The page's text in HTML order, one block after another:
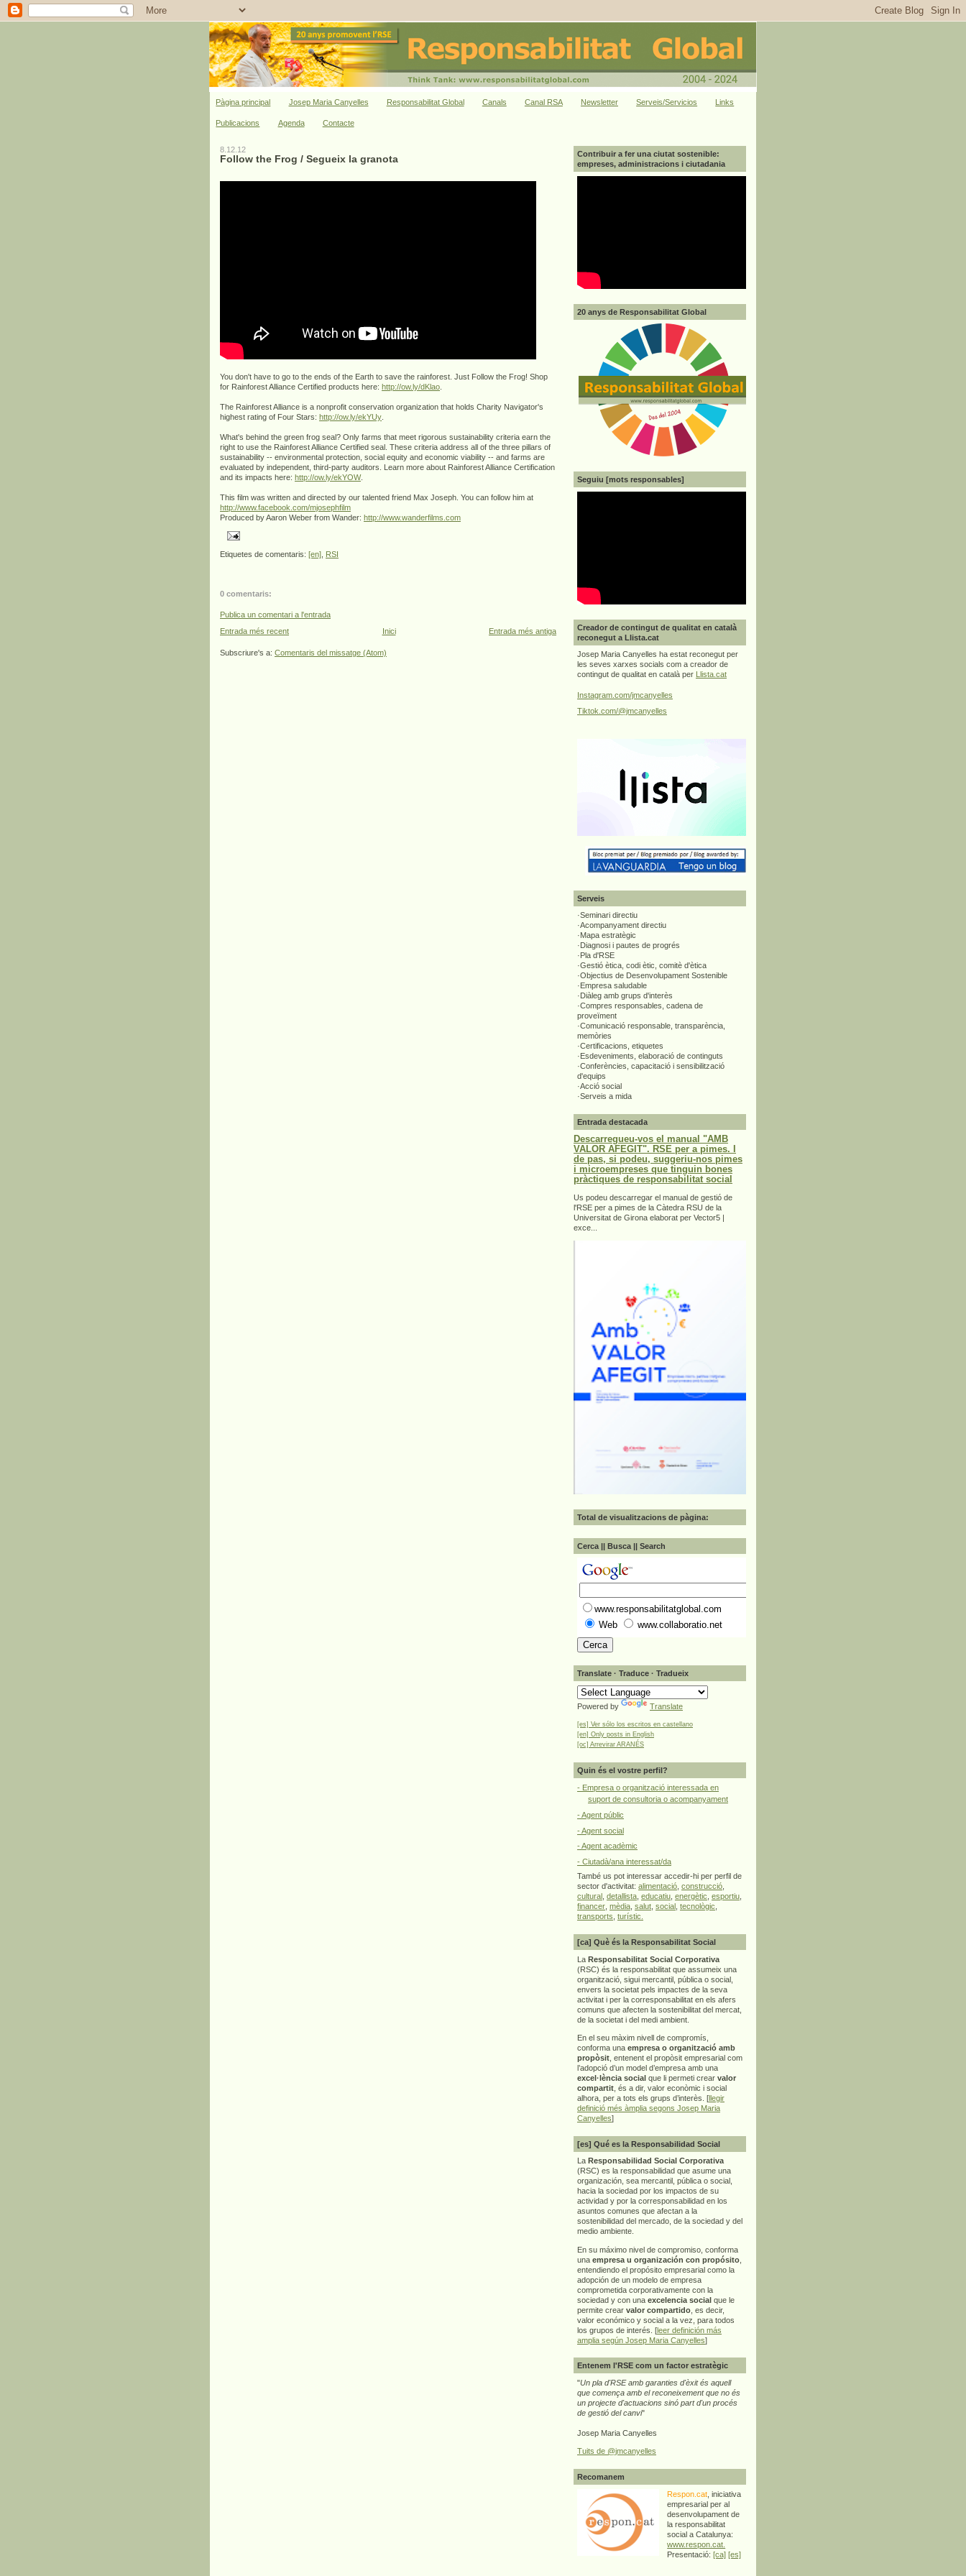
Pàgina principal Josep Maria Canyelles Responsabilitat Global Canals Canal RSA Newsletter Serveis/Servicios Links
Publicacions Agenda Contacte
8.12.12
Follow the Frog / Segueix la granota
You don't have to go to the ends of the Earth to save the rainforest. Just Follow the Frog! Shop
for Rainforest Alliance Certified products here: http://ow.ly/dKlao
The Rainforest Alliance is a nonprofit conservation organization that holds Charity Navigator's
highest rating of Four Stars: http://ow.ly/ekYUy
What's behind the green frog seal? Only farms that meet rigorous sustainability criteria earn the
right to use the Rainforest Alliance Certified seal. These criteria address all of the three pillars of
sustainability -- environmental protection, social equity and economic viability -- and farms are
evaluated by independent, third-party auditors. Learn more about Rainforest Alliance Certification
and its impacts here: http://ow.ly/ekYOW.
This film was written and directed by our talented friend Max Joseph. You can follow him at
http://www.facebook.com/mjosephfilm
Produced by Aaron Weber from Wander: http://www.wanderfilms.com
Etiquetes de comentaris: [en] RSI
0 comentaris:
Publica un comentari a l'entrada
Entrada més recent
Entrada més antiga
Inici
Subscriure's a: Comentaris del missatge (Atom)
Contribuir a fer una ciutat sostenible:
empreses, administracions i ciutadania
20 anys de Responsabilitat Global
Seguiu [mots responsables]
Creador de contingut de qualitat en català
reconegut a Llista.cat
Josep Maria Canyelles ha estat reconegut per
les seves xarxes socials com a creador de
contingut de qualitat en català per
Llista.cat
Instagram.com/jmcanyelles
Tiktok.com/@jmcanyelles
Serveis
·Seminari directiu
·Acompanyament directiu
·Mapa estratègic
·Diagnosi i pautes de progrés
·Pla d'RSE
·Gestió ètica, codi ètic, comitè d'ètica
·Objectius de Desenvolupament Sostenible
·Empresa saludable
·Diàleg amb grups d'interès
·Compres responsables, cadena de
proveïment
·Comunicació responsable, transparència,
memòries
·Certificacions, etiquetes
·Esdeveniments, elaboració de continguts
·Conferències, capacitació i sensibilització
d'equips
·Acció social
·Serveis a mida
Entrada destacada
Descarregueu-vos el manual "AMB
VALOR AFEGIT". RSE per a pimes. I
de pas, si podeu, suggeriu-nos pimes
i microempreses que tinguin bones
pràctiques de responsabilitat social
Us podeu descarregar el manual de gestió de
l'RSE per a pimes de la Càtedra RSU de la
Universitat de Girona elaborat per Vector5 |
exce...
Total de visualitzacions de pàgina:
Cerca || Busca || Search
www.responsabilitatglobal.com
Web
www.collaboratio.net
Translate · Traduce · Tradueix
Powered by Translate
[es] Ver sólo los escritos en castellano
[en] Only posts in English
[oc] Arrevirar ARANÉS
Quin és el vostre perfil?
- Empresa o organització interessada en
suport de consultoria o acompanyament
- Agent públic
- Agent social
- Agent acadèmic
- Ciutadà/ana interessat/da
També us pot interessar accedir-hi per perfil de
sector d'activitat: alimentació construcció
cultural
detallista educatiu energètic esportiu
financer mèdia salut social tecnològic
transports turístic.
[ca] Què és la Responsabilitat Social
La Responsabilitat Social Corporativa
(RSC) és la responsabilitat que assumeix una
organització, sigui mercantil, pública o social,
envers la societat pels impactes de la seva
activitat i per la corresponsabilitat en els afers
comuns que afecten la sostenibilitat del mercat,
de la societat i del medi ambient.
En el seu màxim nivell de compromís,
conforma una empresa o organització amb
propòsit , entenent el propòsit empresarial com
l’adopció d’un model d’empresa amb una
excel·lència social que li permeti crear valor
compartit , és a dir, valor econòmic i social
alhora, per a tots els grups d’interès. [llegir
definició més àmplia segons Josep Maria
Canyelles]
[es] Qué es la Responsabilidad Social
La Responsabilidad Social Corporativa
(RSC) es la responsabilidad que asume una
organización, sea mercantil, pública o social,
hacia la sociedad por los impactos de su
actividad y por la corresponsabilidad en los
asuntos comunes que afectan a la
sostenibilidad del mercado, de la sociedad y del
medio ambiente.
En su máximo nivel de compromiso, conforma
una empresa u organización con propósito
entendiendo el propósito empresarial como la
adopción de un modelo de empresa
comprometida corporativamente con la
sociedad y con una excelencia social que le
permite crear valor compartido , es decir,
valor económico y social a la vez, para todos
los grupos de interés. [leer definición más
amplia según Josep Maria Canyelles]
Entenem l'RSE com un factor estratègic
"Un pla d'RSE amb garanties d'èxit és aquell
que comença amb el reconeixement que no és
un projecte d'actuacions sinó part d'un procés
de gestió del canvi"
Josep Maria Canyelles
Tuits de @jmcanyelles
Recomanem
Respon.cat , iniciativa
empresarial per al
desenvolupament de
la responsabilitat
social a Catalunya:
www.respon.cat.
Presentació:[ca] [es]